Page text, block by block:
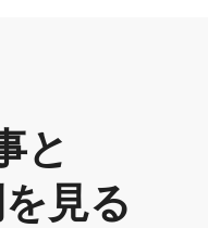
と
見る